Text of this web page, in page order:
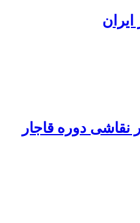
نقاشی دوره قاجار